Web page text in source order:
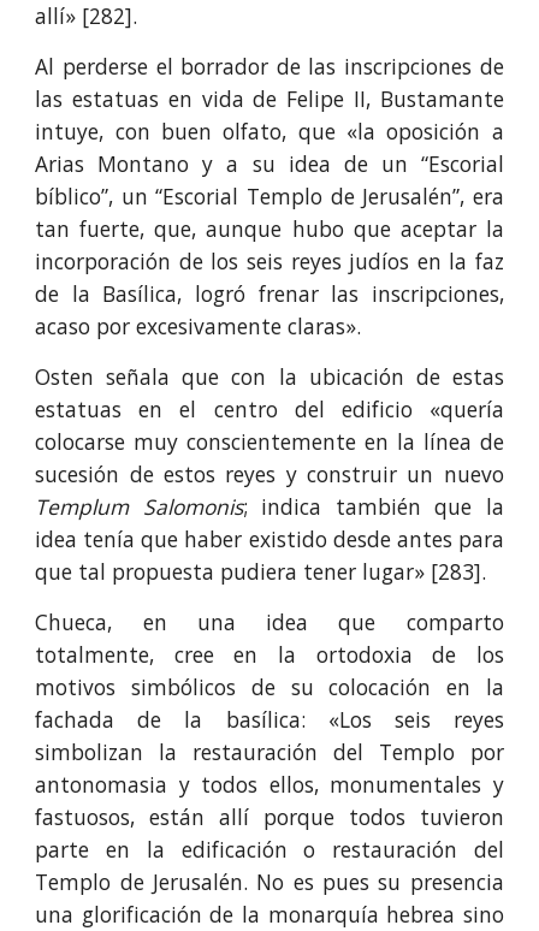
allí» [282].
Al perderse el borrador de las inscripciones de
las estatuas en vida de Felipe II, Bustamante
intuye, con buen olfato, que «la oposición a
Arias Montano y a su idea de un “Escorial
bíblico”, un “Escorial Templo de Jerusalén”, era
tan fuerte, que, aunque hubo que aceptar la
incorporación de los seis reyes judíos en la faz
de la Basílica, logró frenar las inscripciones,
acaso por excesivamente claras».
Osten señala que con la ubicación de estas
estatuas en el centro del edificio «quería
colocarse muy conscientemente en la línea de
sucesión de estos reyes y construir un nuevo
Templum Salomonis; indica también que la
idea tenía que haber existido desde antes para
que tal propuesta pudiera tener lugar» [283].
Chueca, en una idea que comparto
totalmente, cree en la ortodoxia de los
motivos simbólicos de su colocación en la
fachada de la basílica: «Los seis reyes
simbolizan la restauración del Templo por
antonomasia y todos ellos, monumentales y
fastuosos, están allí porque todos tuvieron
parte en la edificación o restauración del
Templo de Jerusalén. No es pues su presencia
una glorificación de la monarquía hebrea sino